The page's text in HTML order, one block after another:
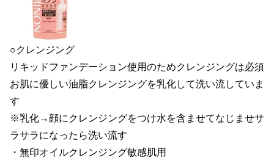
○クレンジング
リキッドファンデーション使用のためクレンジングは必須
お肌に優しい油脂クレンジングを乳化して洗い流していま
す
※乳化→顔にクレンジングをつけ水を含ませてなじませサ
ラサラになったら洗い流す
・無印オイルクレンジング敏感肌用